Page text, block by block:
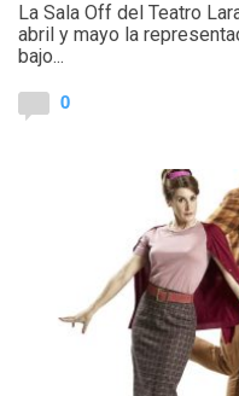
La Sala Off del Teatro
abril y mayo la
bajo...
0